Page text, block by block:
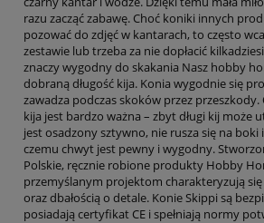
razu zacząć zabawę. Choć koniki innych
pozować do zdjęć w kantarach, to często
zestawie lub trzeba za nie dopłacić
znaczy wygodny do skakania Nasz hobby
dobraną długość kija. Konia wygodnie się
zawadza podczas skoków przez przeszkody.
kija jest bardzo ważna – zbyt długi kij może
jest osadzony sztywno, nie rusza się na boki
czemu chwyt jest pewny i wygodny.
Polskie, ręcznie robione produkty Hobby
przemyślanym projektom charakteryzują się
oraz dbałością o detale. Konie Skippi są
posiadają certyfikat CE i spełniają normy